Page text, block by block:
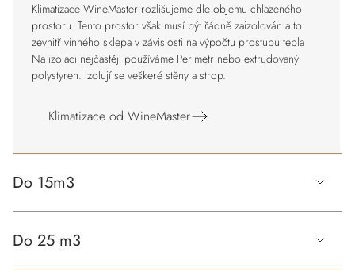
Klimatizace WineMaster rozlišujeme dle objemu chlazeného
prostoru. Tento prostor však musí být řádně zaizolován a to
zevnitř vinného sklepa v závislosti na výpočtu prostupu tepla
Na izolaci nejčastěji používáme Perimetr nebo extrudovaný
polystyren. Izolují se veškeré stěny a strop.
Klimatizace od WineMaster
Do 15m3
Do 25 m3